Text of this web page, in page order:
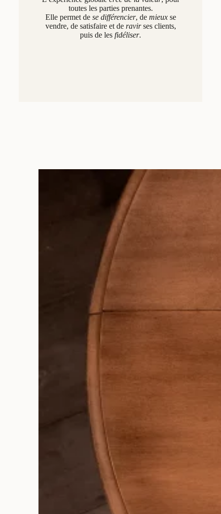
toutes les parties prenantes.
Elle permet de se différencier, de mieuxse
vendre, de satisfaire et de ravirses clients,
puis de les fidéliser.